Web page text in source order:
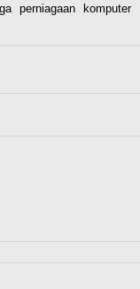
perniagaan komputer